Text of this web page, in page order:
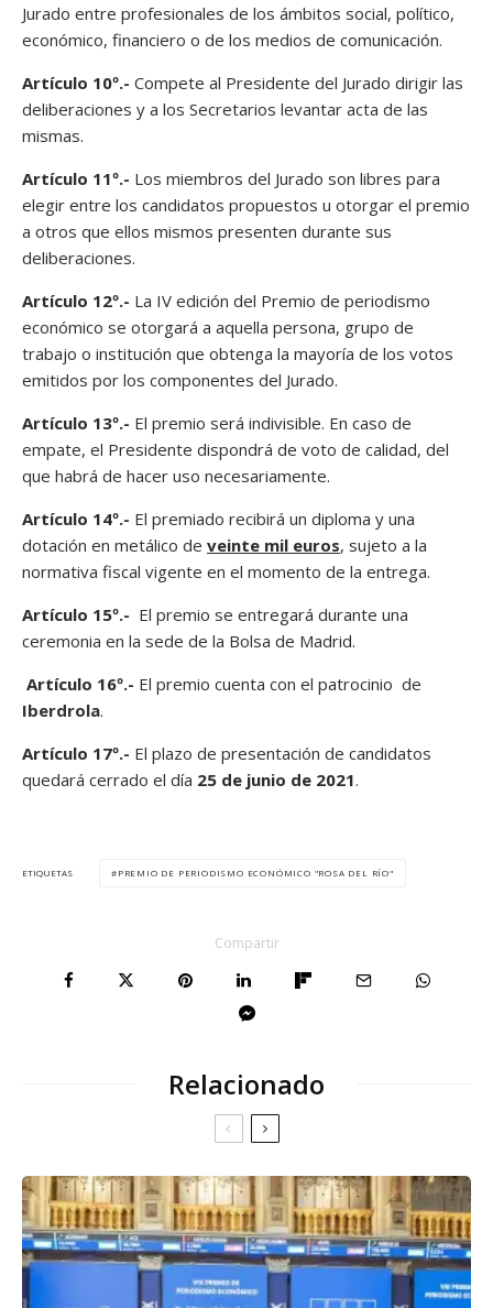
Jurado entre profesionales de los ámbitos social, político,
económico, financiero o de los medios de comunicación.
Artículo 10º.- Compete al Presidente del Jurado dirigir las
deliberaciones y a los Secretarios levantar acta de las
mismas.
Artículo 11º.- Los miembros del Jurado son libres para
elegir entre los candidatos propuestos u otorgar el premio
a otros que ellos mismos presenten durante sus
deliberaciones.
Artículo 12º.- La IV edición del Premio de periodismo
económico se otorgará a aquella persona, grupo de
trabajo o institución que obtenga la mayoría de los votos
emitidos por los componentes del Jurado.
Artículo 13º.- El premio será indivisible. En caso de
empate, el Presidente dispondrá de voto de calidad, del
que habrá de hacer uso necesariamente.
Artículo 14º.- El premiado recibirá un diploma y una
dotación en metálico de veinte mil euros, sujeto a la
normativa fiscal vigente en el momento de la entrega.
Artículo 15º.- El premio se entregará durante una
ceremonia en la sede de la Bolsa de Madrid.
Artículo 16º.- El premio cuenta con el patrocinio de
Iberdrola.
Artículo 17º.- El plazo de presentación de candidatos
quedará cerrado el día 25 de junio de 2021.
ETIQUETAS PREMIO DE PERIODISMO ECONÓMICO "ROSA DEL RÍO"
Compartir
Relacionado